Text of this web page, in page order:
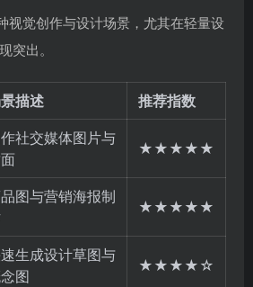
视觉创作与设计场景，尤其在轻量设
突出。
描述 推荐指数
社交媒体图片与
★★★★★
图与营销海报制
★★★★★
生成设计草图与
图
★★★★☆